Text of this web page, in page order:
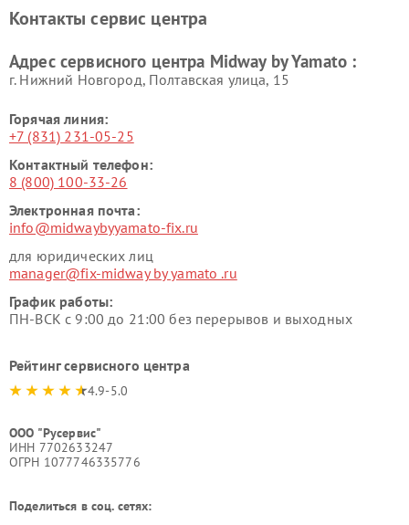
Контакты сервис центра
Адрес сервисного центра Midway by Yamato :
г. Нижний Новгород, Полтавская улица, 15
Горячая линия:
+7 (831) 231-05-25
Контактный телефон:
8 (800) 100-33-26
Электронная почта:
info@midwaybyyamato-fix.ru
для юридических лиц
manager@fix-midway by yamato .ru
График работы:
ПН-ВСК с 9:00 до 21:00 без перерывов и выходных
Рейтинг сервисного центра
4.9-5.0
ООО "Русервис"
ИНН 7702633247
ОГРН 1077746335776
Поделиться в соц. сетях: